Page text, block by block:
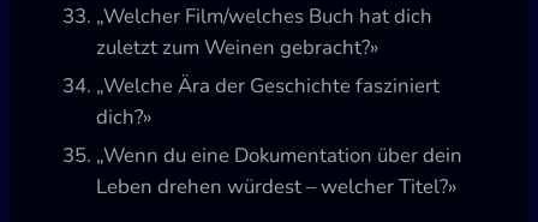
„Welcher Film/welches Buch hat dich
zuletzt zum Weinen gebracht?»
„Welche Ära der Geschichte fasziniert
dich?»
„Wenn du eine Dokumentation über dein
Leben drehen würdest – welcher Titel?»